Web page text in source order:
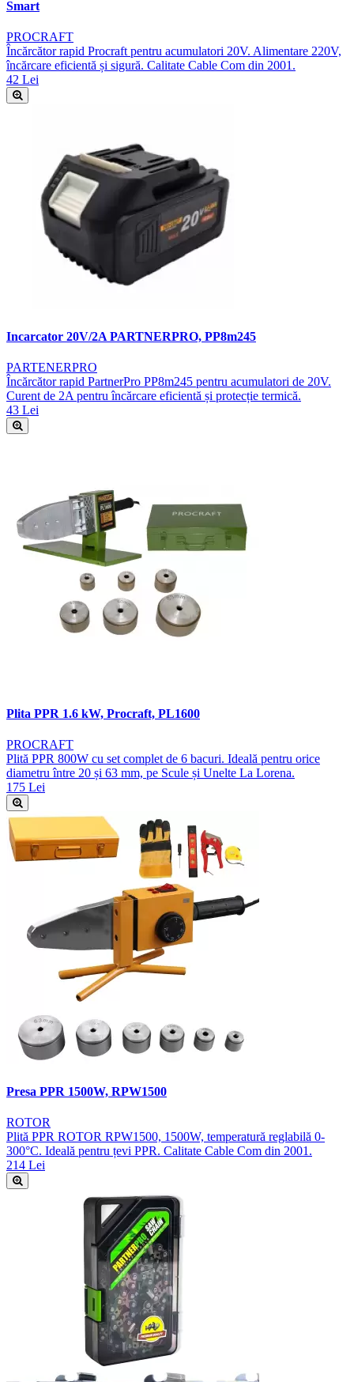
Smart
PROCRAFT
Încărcător rapid Procraft pentru acumulatori 20V. Alimentare 220V,
încărcare eficientă și sigură. Calitate Cable Com din 2001.
42 Lei
Incarcator 20V/2A PARTNERPRO, PP8m245
PARTENERPRO
Încărcător rapid PartnerPro PP8m245 pentru acumulatori de 20V.
Curent de 2A pentru încărcare eficientă și protecție termică.
43 Lei
Plita PPR 1.6 kW, Procraft, PL1600
PROCRAFT
Plită PPR 800W cu set complet de 6 bacuri. Ideală pentru orice
diametru între 20 și 63 mm, pe Scule și Unelte La Lorena.
175 Lei
Presa PPR 1500W, RPW1500
ROTOR
Plită PPR ROTOR RPW1500, 1500W, temperatură reglabilă 0-
300°C. Ideală pentru țevi PPR. Calitate Cable Com din 2001.
214 Lei